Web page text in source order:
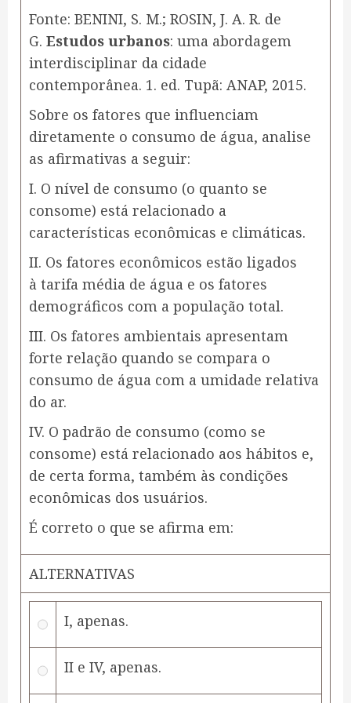
Fonte: BENINI, S. M.; ROSIN, J. A. R. de
G. Estudos urbanos: uma abordagem
interdisciplinar da cidade
contemporânea. 1. ed. Tupã: ANAP, 2015.
Sobre os fatores que influenciam
diretamente o consumo de água, analise
as afirmativas a seguir:
I. O nível de consumo (o quanto se
consome) está relacionado a
características econômicas e climáticas.
II. Os fatores econômicos estão ligados
à tarifa média de água e os fatores
demográficos com a população total.
III. Os fatores ambientais apresentam
forte relação quando se compara o
consumo de água com a umidade relativa
do ar.
IV. O padrão de consumo (como se
consome) está relacionado aos hábitos e,
de certa forma, também às condições
econômicas dos usuários.
É correto o que se afirma em:
ALTERNATIVAS
I, apenas.
II e IV, apenas.